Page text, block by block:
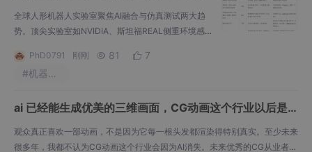
力矩重分配以及
域和测试环境参数对比
全球人形机器人实验室聚焦AI融合与仿真测试两大趋
势。顶尖实验室如NVIDIA、斯坦福REAL侧重环境感知
顿动力等则深耕高性能硬件。测试环境设计遵循传感
器多元化（如激光雷达与视觉融合）及超国家标准要
一致性难题。学术界通过开源代码（如MIT Cheeta
PhD0791 刚刚  81  7
#机器学习
ai 已经能生成优美的三维画面，CG动画这个行业以后是
不是会消失？
观众真正喜欢一部动画，不是因为它每一根头发都渲染得特别真实。至少未来
很多年，我都不认为CG动画这个行业会因为AI消失。未来优秀的CG从业者，